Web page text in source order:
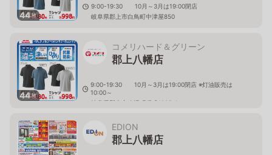
44枚
9:00-19:30 10月～3月は19:00閉店
岐阜県郡上市白鳥町中津屋850
44枚
コメリハード＆グリーン
郡上八幡店
9:00-19:30 10月～3月は19:00閉店 ※灯油販売は
10:00～
岐阜県郡上市八幡町稲成1035-1
EDION
郡上八幡店